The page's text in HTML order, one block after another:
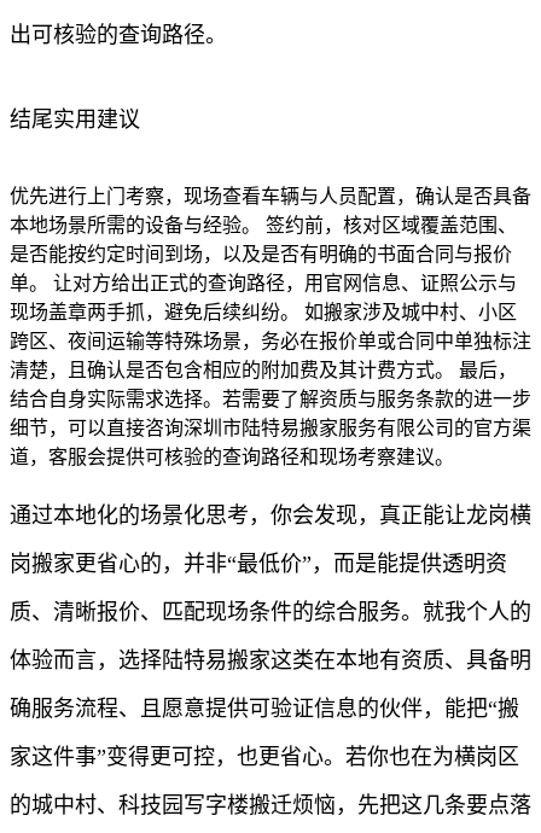
出可核验的查询路径。
结尾实用建议
优先进行上门考察，现场查看车辆与人员配置，确认是否具备
本地场景所需的设备与经验。 签约前，核对区域覆盖范围、
是否能按约定时间到场，以及是否有明确的书面合同与报价
单。 让对方给出正式的查询路径，用官网信息、证照公示与
现场盖章两手抓，避免后续纠纷。 如搬家涉及城中村、小区
跨区、夜间运输等特殊场景，务必在报价单或合同中单独标注
清楚，且确认是否包含相应的附加费及其计费方式。 最后，
结合自身实际需求选择。若需要了解资质与服务条款的进一步
细节，可以直接咨询深圳市陆特易搬家服务有限公司的官方渠
道，客服会提供可核验的查询路径和现场考察建议。
通过本地化的场景化思考，你会发现，真正能让龙岗横
岗搬家更省心的，并非“最低价”，而是能提供透明资
质、清晰报价、匹配现场条件的综合服务。就我个人的
体验而言，选择陆特易搬家这类在本地有资质、具备明
确服务流程、且愿意提供可验证信息的伙伴，能把“搬
家这件事”变得更可控，也更省心。若你也在为横岗区
的城中村、科技园写字楼搬迁烦恼，先把这几条要点落